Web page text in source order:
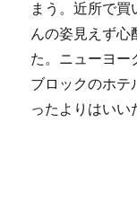
まう。近所で買
んの姿見えず心
た。ニューヨー
ブロックのホテ
ったよりはいい